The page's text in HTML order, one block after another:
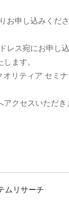
お申し込みくださ
レス宛にお申し
ます。
リティア セミナ
クセスいただき
ムリサーチ